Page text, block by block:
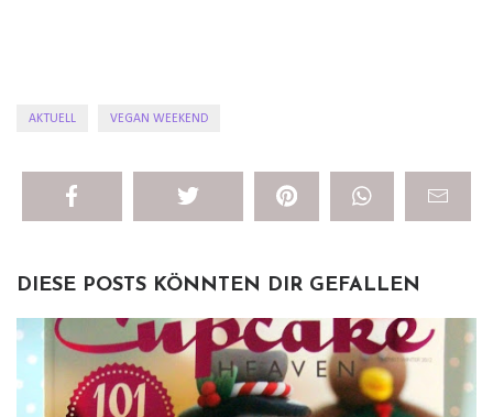
AKTUELL VEGAN WEEKEND
DIESE POSTS KÖNNTEN DIR GEFALLEN